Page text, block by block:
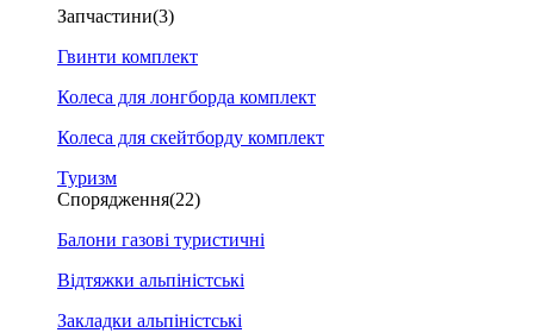
Запчастини(3)
Гвинти комплект
Колеса для лонгборда комплект
Колеса для скейтборду комплект
Туризм
Спорядження(22)
Балони газові туристичні
Відтяжки альпіністські
Закладки альпіністські